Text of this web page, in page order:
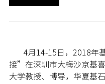
4月14-15日，2018
接”在深圳市大梅沙京基
大学教授、博导，华夏基